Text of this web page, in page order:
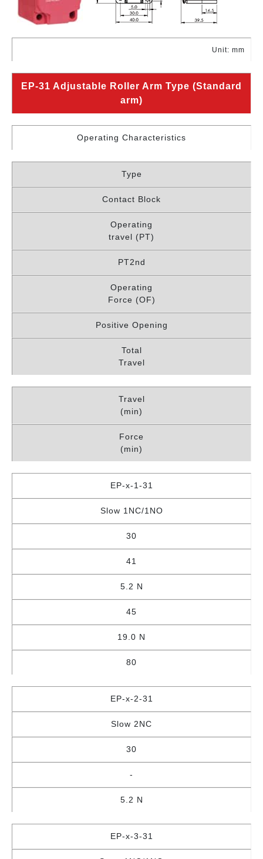
Unit: mm
EP-31 Adjustable Roller Arm Type (Standard
arm)
Operating Characteristics
Type
Contact Block
Operating
travel (PT)
PT2nd
Operating
Force (OF)
Positive Opening
Total
Travel
Travel
(min)
Force
(min)
EP-x-1-31
Slow 1NC/1NO
30
41
5.2 N
45
19.0 N
80
EP-x-2-31
Slow 2NC
30
-
5.2 N
EP-x-3-31